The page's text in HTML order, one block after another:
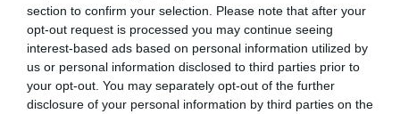
section to confirm your selection. Please note that after your
opt-out request is processed you may continue seeing
interest-based ads based on personal information utilized by
us or personal information disclosed to third parties prior to
your opt-out. You may separately opt-out of the further
disclosure of your personal information by third parties on the
08.08.2026
Πολωνία: Κλιμακώνεται η
εχθρότητα κατά Ουκρανών – Η
τεράστια αύξηση σε επιθέσεις